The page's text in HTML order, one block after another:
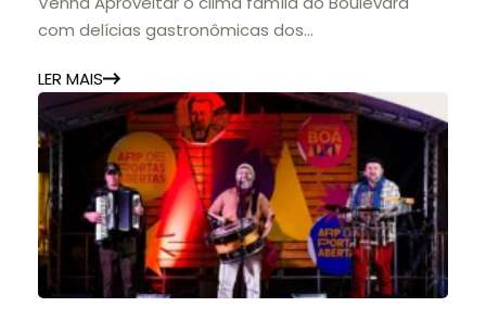
com delícias gastronômicas dos
LER MAIS